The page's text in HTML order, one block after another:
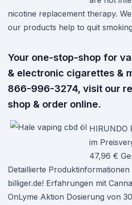
nicotine replacement therapy.
our products help to quit
Your one-stop-shop for
& electronic cigarettes &
866-996-3274, visit our
shop & order online.
HIRUNDO
im
47,96 €
Detaillierte
billiger.de! Erfahrungen mit
OnLyme Aktion Dosierung von